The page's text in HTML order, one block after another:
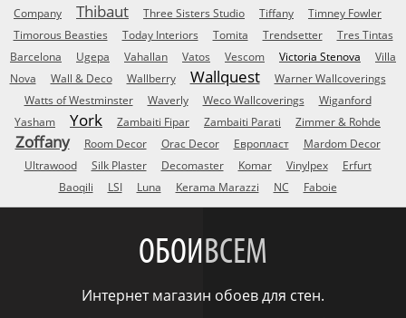
Company
Thibaut Three Sisters Studio Tiffany
Timney Fowler
Timorous Beasties
Today Interiors Tomita Trendsetter
Tres Tintas
Barcelona
Ugepa Vahallan Vatos Vescom Victoria Stenova
Villa
Nova
Wall & Deco Wallberry Wallquest
Warner Wallcoverings
Watts of Westminster
Waverly Weco Wallcoverings
Wiganford
Yasham
York Zambaiti Fipar Zambaiti Parati Zimmer & Rohde
Zoffany Room Decor Orac Decor Европласт
Mardom Decor
Ultrawood
Silk Plaster Decomaster Komar Vinylpex
Erfurt
Baoqili
LSI Luna Kerama Marazzi NC Faboie
ОБОИВСЕМ
Интернет магазин обоев для стен.